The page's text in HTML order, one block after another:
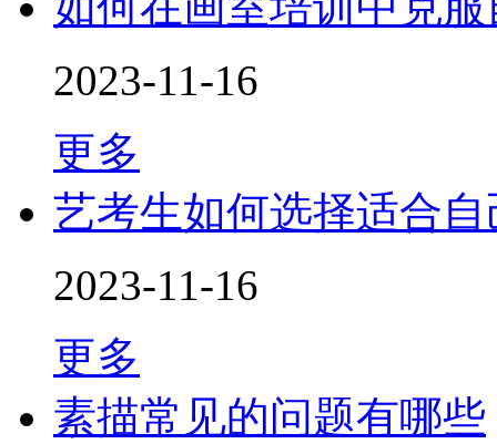
2023-11-16
更多
艺考生如何选择适合
2023-11-16
更多
素描常见的问题有哪些